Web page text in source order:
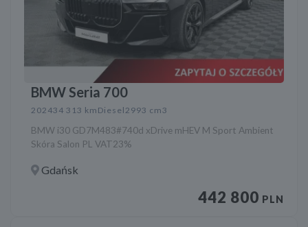
BMW Seria 700
202434 313 km Diesel2993 cm3
BMW i30 GD7M483#740d xDrive mHEV M Sport Ambient
Skóra Salon PL VAT23%
Gdańsk
442 800 PLN